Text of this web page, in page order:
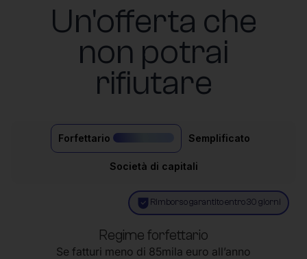
Un'offerta che
non potrai
rifiutare
Forfettario Semplificato
Società di capitali
Rimborso garantito entro 30 giorni
Regime forfettario
Se fatturi meno di 85mila euro all’anno